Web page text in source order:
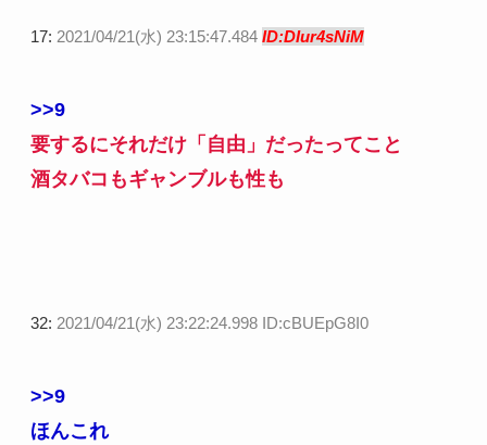
17: 2021/04/21(水) 23:15:47.484 ID:DIur4sNiM
>>9
要するにそれだけ「自由」だったってこと
酒タバコもギャンブルも性も
32: 2021/04/21(水) 23:22:24.998 ID:cBUEpG8I0
>>9
ほんこれ